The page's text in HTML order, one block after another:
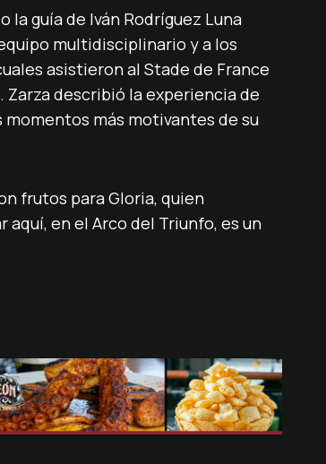
guía de Iván Rodríguez Luna
multidisciplinario y a los
asistieron al Stade de France
describió la experiencia de
más motivantes de su
frutos para Gloria, quien
en el Arco del Triunfo, es un